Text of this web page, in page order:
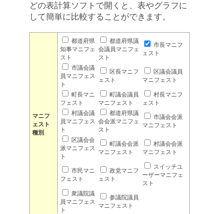
どの表計算ソフトで開くと、表やグラフに
して簡単に比較することができます。
マニフ
ェスト
種別
都道府県
知事マニフェ
スト
都道府県議
会議員マニフェ
スト
市長マニフ
ェスト
市議会議
員マニフェス
ト
区長マニフ
ェスト
区議会議員
マニフェスト
町長マニ
フェスト
町議会議員
マニフェスト
村長マニフ
ェスト
村議会議
員マニフェス
ト
都道府県議
会会派マニフェ
スト
市議会会派
マニフェスト
区議会会
派マニフェス
ト
町議会会派
マニフェスト
村議会会派
マニフェスト
市民マニ
フェスト
政党マニフ
ェスト
スイッチユ
ーザーマニフェ
スト
衆議院議
員マニフェス
ト
参議院議員
マニフェスト